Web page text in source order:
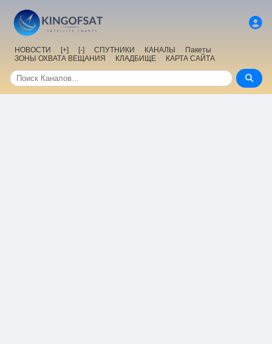
НОВОСТИ [+] [-] СПУТНИКИ КАНАЛЫ
Пакеты
ЗОНЫ ОХВАТА ВЕЩАНИЯ
КЛАДБИЩЕ КАРТА САЙТА